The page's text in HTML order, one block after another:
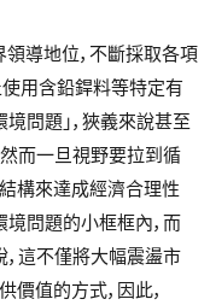
導地位，不斷採取各項
使用含鉛銲料等特定有
問題」，狹義來說甚至
然而一旦視野要拉到循
構來達成經濟合理性
境問題的小框框內，而
，這不僅將大幅震盪市
值的方式，因此，